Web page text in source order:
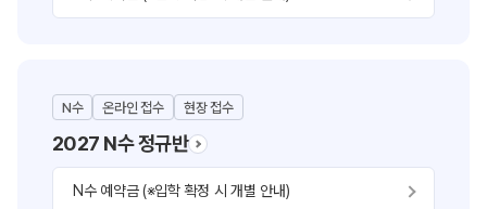
N수 온라인 접수 현장 접수
2027 N수 정규반
N수 예약금 (※입학 확정 시 개별 안내)